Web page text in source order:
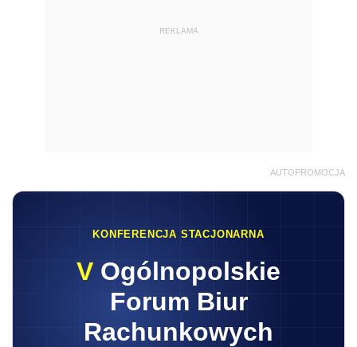
REKLAMA
AUTOPROMOCJA
KONFERENCJA STACJONARNA
V Ogólnopolskie
Forum Biur
Rachunkowych